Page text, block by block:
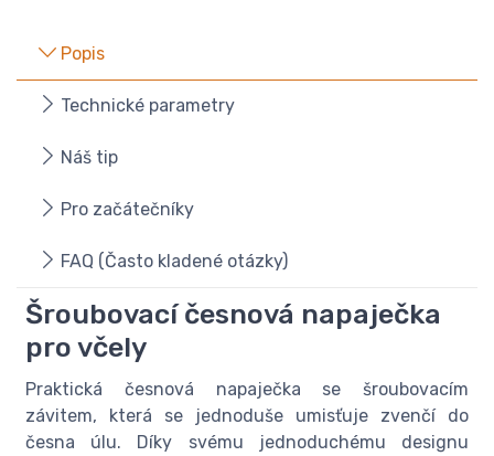
Popis
Technické parametry
Náš tip
Pro začátečníky
FAQ (Často kladené otázky)
Šroubovací česnová napaječka
pro včely
Praktická česnová napaječka se šroubovacím
závitem, která se jednoduše umisťuje zvenčí do
česna úlu. Díky svému jednoduchému designu